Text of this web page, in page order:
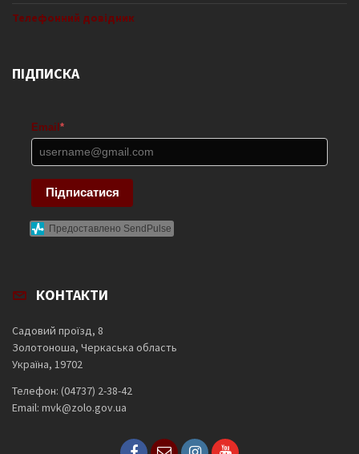
Телефонний довідник
ПІДПИСКА
Email *
Підписатися
Предоставлено SendPulse
КОНТАКТИ
Садовий проїзд, 8
Золотоноша, Черкаська область
Україна, 19702
Телефон: (04737) 2-38-42
Email: mvk@zolo.gov.ua